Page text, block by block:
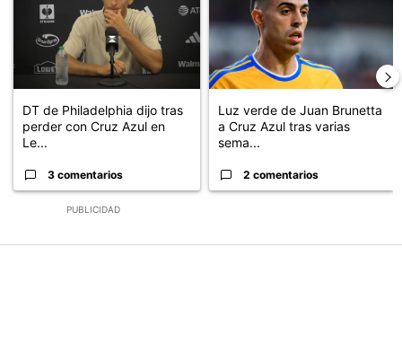
PUBLICIDAD
DT de Philadelphia dijo tras
perder con Cruz Azul en
Le...
3 comentarios
Luz verde de Juan Brunetta
a Cruz Azul tras varias
sema...
2 comentarios